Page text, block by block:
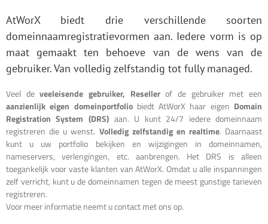
AtWorX biedt drie verschillende soorten
domeinnaamregistratievormen aan. Iedere vorm is op
maat gemaakt ten behoeve van de wens van de
gebruiker. Van volledig zelfstandig tot fully managed.
Veel deveeleisende gebruiker, Resellerof de gebruiker met een
aanzienlijk eigen domeinportfoliobiedt AtWorX haar eigen Domain
Registration System (DRS) aan. U kunt 24/7 iedere domeinnaam
registreren die u wenst. Volledig zelfstandig en realtime. Daarnaast
kunt u uw portfolio bekijken en wijzigingen in domeinnamen,
nameservers, verlengingen, etc. aanbrengen. Het DRS is alleen
toegankelijk voor vaste klanten van AtWorX. Omdat u alle inspanningen
zelf verricht, kunt u de domeinnamen tegen de meest gunstige tarieven
registreren.
Voor meer informatie neemt u contact met ons op.